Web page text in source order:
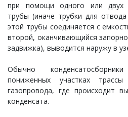
при помощи одного или двух
трубы (иначе трубки для
этой трубы соединяется с
второй, оканчивающийся
задвижка), выводится наружу в
Обычно
пониженных участках
газопровода, где происходит
конденсата.